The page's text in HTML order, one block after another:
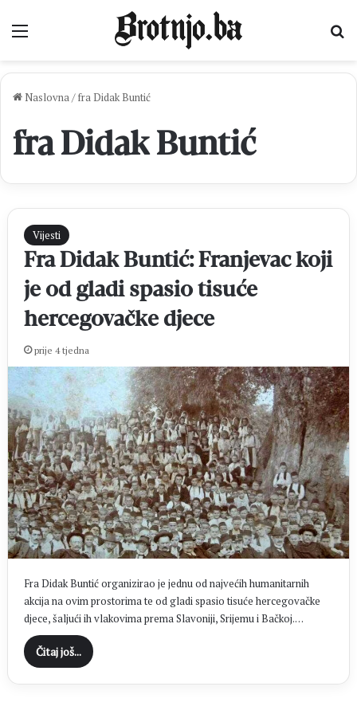
Naslovna/ fra Didak Buntić
fra Didak Buntić
Vijesti
Fra Didak Buntić: Franjevac koji
je od gladi spasio tisuće
hercegovačke djece
prije 4 tjedna
Fra Didak Buntić organizirao je jednu od najvećih humanitarnih
akcija na ovim prostorima te od gladi spasio tisuće hercegovačke
djece, šaljući ih vlakovima prema Slavoniji, Srijemu i Bačkoj.…
Čitaj još...